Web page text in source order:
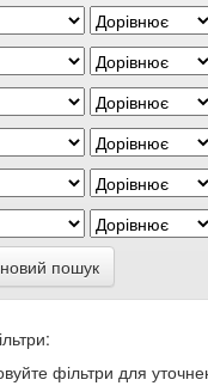
пошук
фільтри для